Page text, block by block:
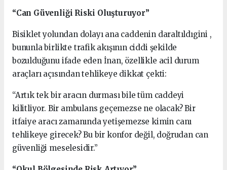
“Can Güvenliği Riski Oluşturuyor”
Bisiklet yolundan dolayı ana caddenin daraltıldıgini ,
bununla birlikte trafik akışının ciddi şekilde
bozulduğunu ifade eden İnan, özellikle acil durum
araçları açısından tehlikeye dikkat çekti:
“Artık tek bir aracın durması bile tüm caddeyi
kilitliyor. Bir ambulans geçemezse ne olacak? Bir
itfaiye aracı zamanında yetişemezse kimin canı
tehlikeye girecek? Bu bir konfor değil, doğrudan can
güvenliği meselesidir.”